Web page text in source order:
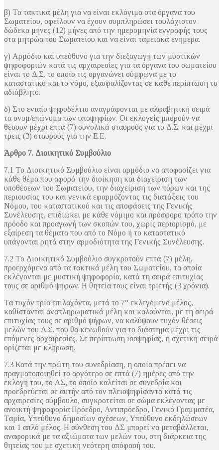
β) Τα τακτικά μέλη για να είναι εκλόγιμα στα όργανα του
Σωματείου, οφείλουν να έχουν συμπληρώσει τουλάχιστον
δώδεκα μήνες (12) μήνες από την ημερομηνία εγγραφής τους
στα μητρώα του Σωματείου και να είναι ταμειακά ενήμερα.
γ) Αρμόδιο και υπεύθυνο για την διεξαγωγή των μυστικών
ψηφοφοριών κατά τις αρχαιρεσίες για τα όργανα του σωματείου
είναι το Δ.Σ. το οποίο τις οργανώνει σύμφωνα με το
καταστατικό και το νόμο, εξασφαλίζοντας σε κάθε περίπτωση το
αδιάβλητο.
δ) Στο ενιαίο ψηφοδέλτιο αναγράφονται με αλφαβητική σειρά
τα οvομ/επώvυμα των υποψηφίων. Οι εκλογείς μπορούν να
θέσουν μέχρι επτά (7) συνολικά σταυρούς για το Δ.Σ. και μέχρι
τρεις (3) σταυρούς για την Ε.Ε.
Άρθρο 7. Διοικητικό Συμβούλιο
7.1 Το Διοικητικό Συμβούλιο είναι αρμόδιο να αποφασίζει για
κάθε θέμα που αφορά την διοίκηση και διαχείριση των
υποθέσεων του Σωματείου, την διαχείριση των πόρων και της
περιουσίας του και γενικά εφαρμόζοντας τις διατάξεις του
Νόμου, του καταστατικού και τις αποφάσεις της Γενικής
Συνέλευσης, επιδιώκει με κάθε νόμιμο και πρόσφορο τρόπο την
πρόοδο και προαγωγή των σκοπών του, χωρίς περιορισμό, με
εξαίρεση τα θέματα που από το Νόμο ή το καταστατικό
υπάγονται ρητά στην αρμοδιότητα της Γενικής Συνέλευσης.
7.2 Το Διοικητικό Συμβούλιο συγκροτούν επτά (7) μέλη,
προερχόμενα από τα τακτικά μέλη του Σωματείου, τα οποία
εκλέγονται με μυστική ψηφοφορία, κατά τη σειρά επιτυχίας
τους σε αριθμό ψήφων. Η θητεία τους είναι τριετής (3 χρόνια).
Τα τυχόν τρία επιλαχόντα, μετά το 7° εκλεγόμενο μέλος,
καθίστανται αναπληρωματικά μέλη και καλούνται, με τη σειρά
επιτυχίας τους σε αριθμό ψήφων, να καλύψουν τυχόν θέσεις
μελών του Δ.Σ. που θα κενωθούν για το διάστημα μέχρι τις
επόμενες αρχαιρεσίες. Σε περίπτωση ισοψηφίας, η σχετική σειρά
ορίζεται με κλήρωση.
7.3 Κατά την πρώτη του συνεδρίαση, η οποία πρέπει να
πραγματοποιηθεί το αργότερο σε επτά (7) ημέρες από την
εκλογή του, το ΔΣ, το οποίο καλείται σε συνεδρία και
προεδρεύεται σε αυτήν από τον πλειοψηφίσαντα κατά τις
αρχαιρεσίες σύμβουλο, συγκροτείται σε σώμα εκλέγοντας με
ανοικτή ψηφοφορία Πρόεδρο, Αντιπρόεδρο, Γενικό Γραμματέα,
Ταμία, Υπεύθυνο δημοσίων σχέσεων, Υπεύθυνο εκδηλώσεων
και 1 απλό μέλος. Η σύνθεση του ΔΣ μπορεί να μεταβάλλεται,
αναφορικά με τα αξιώματα των μελών του, στη διάρκεια της
θητείας του με σχετική νεότερη απόφασή του.